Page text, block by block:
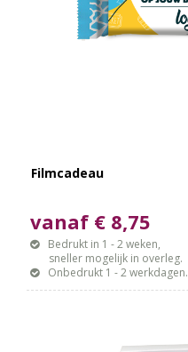
Filmcadeau
vanaf € 8,75
Bedrukt in 1 - 2 weken,
sneller mogelijk in overleg.
Onbedrukt 1 - 2 werkdagen.